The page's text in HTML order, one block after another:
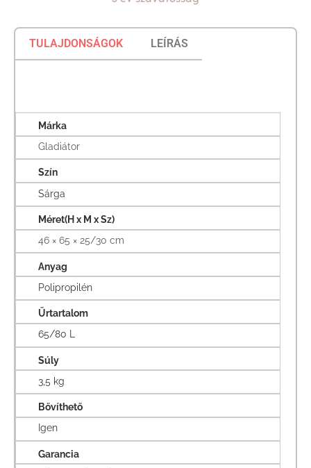
TULAJDONSÁGOK LEÍRÁS
Márka
Gladiátor
Szín
Sárga
Méret(H x M x Sz)
46 × 65 × 25/30 cm
Anyag
Polipropilén
Űrtartalom
65/80 L
Súly
3,5 kg
Bővíthető
Igen
Garancia